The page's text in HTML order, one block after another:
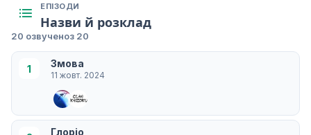
ЕПІЗОДИ
Назви й розклад
20 озвученоз 20
1 Змова
11 жовт. 2024
Глоріо